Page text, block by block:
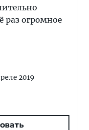
раз огромное
2019